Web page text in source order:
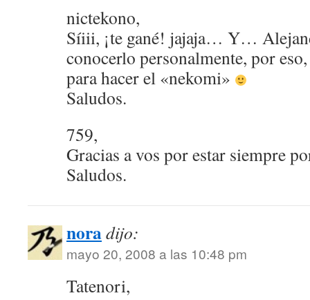
nictekono,
Síiii, ¡te gané! jajaja… Y…
conocerlo personalmente, por
para hacer el «nekomi»
Saludos.
759,
Gracias a vos por estar siempre
Saludos.
noradijo:
mayo 20, 2008 a las 10:48 pm
Tatenori,